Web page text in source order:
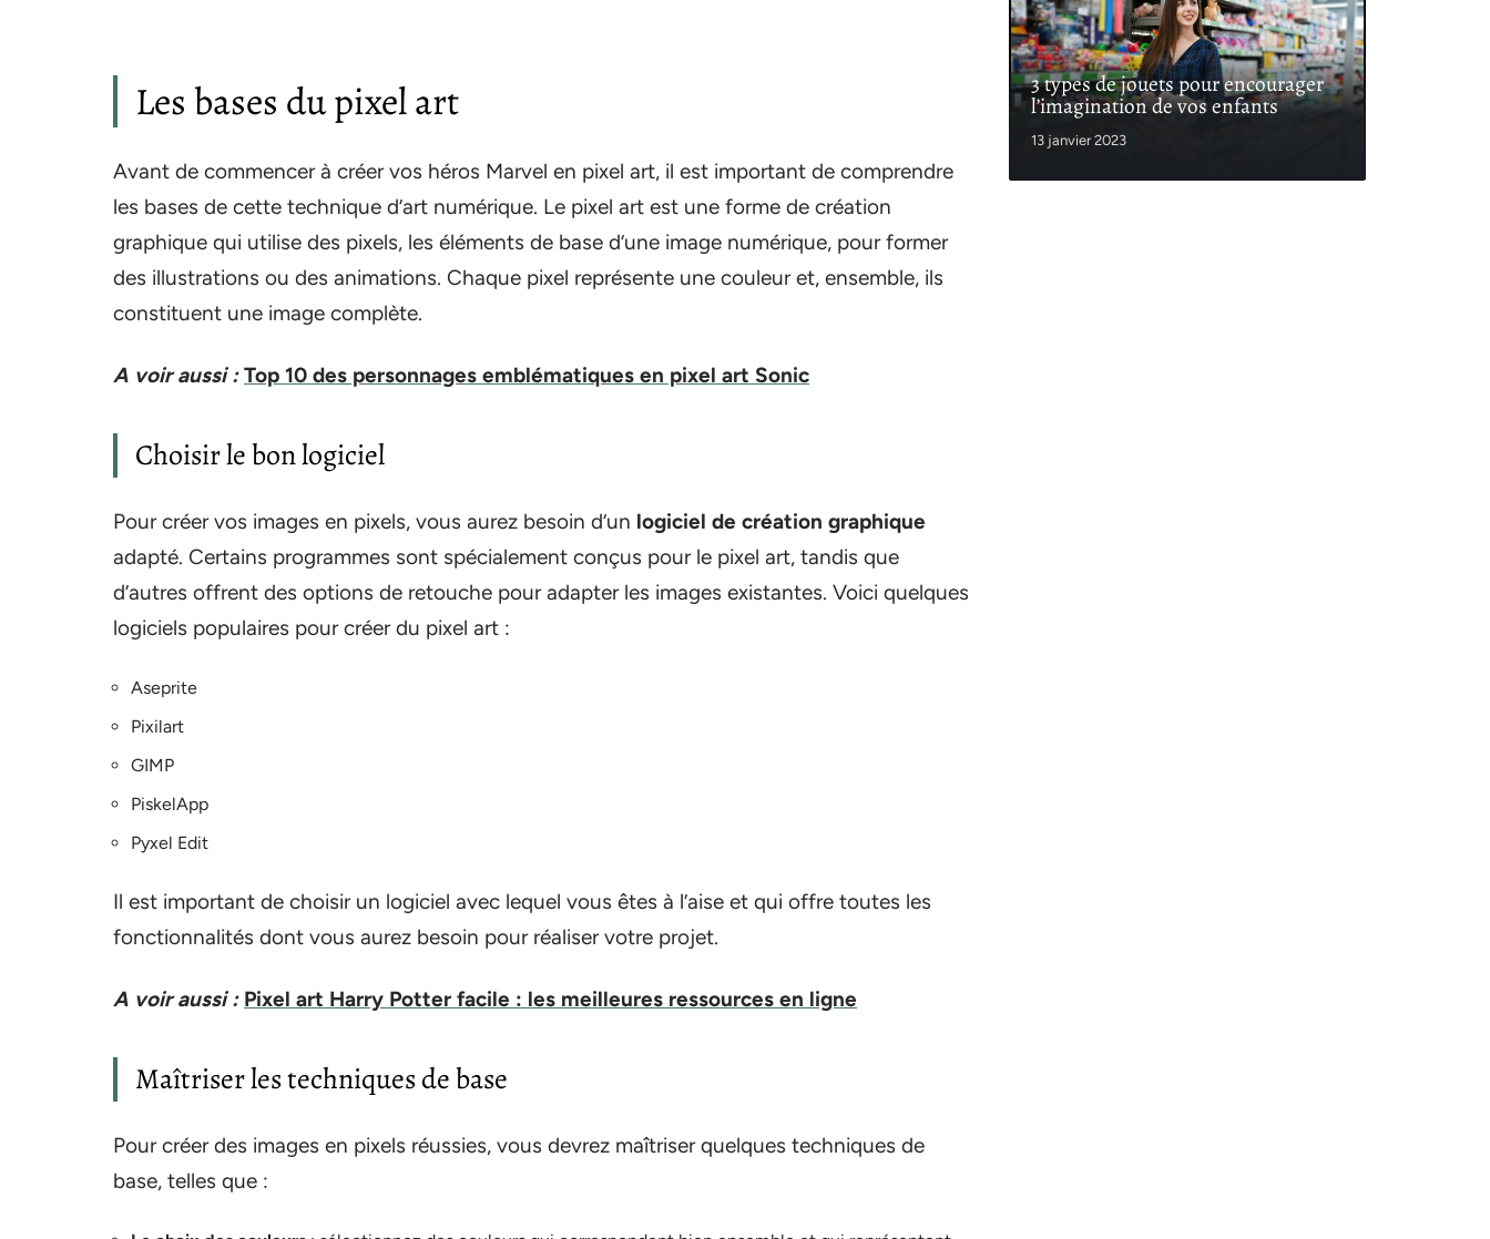
Les bases du pixel art
Avant de commencer à créer vos héros Marvel en pixel art, il est important de comprendre
les bases de cette technique d’art numérique. Le pixel art est une forme de création
graphique qui utilise des pixels, les éléments de base d’une image numérique, pour former
des illustrations ou des animations. Chaque pixel représente une couleur et, ensemble, ils
constituent une image complète.
A voir aussi : Top 10 des personnages emblématiques en pixel art Sonic
Choisir le bon logiciel
Pour créer vos images en pixels, vous aurez besoin d’un logiciel de création graphique
adapté. Certains programmes sont spécialement conçus pour le pixel art, tandis que
d’autres offrent des options de retouche pour adapter les images existantes. Voici quelques
logiciels populaires pour créer du pixel art :
Aseprite
Pixilart
GIMP
PiskelApp
Pyxel Edit
Il est important de choisir un logiciel avec lequel vous êtes à l’aise et qui offre toutes les
fonctionnalités dont vous aurez besoin pour réaliser votre projet.
A voir aussi : Pixel art Harry Potter facile : les meilleures ressources en ligne
Maîtriser les techniques de base
Pour créer des images en pixels réussies, vous devrez maîtriser quelques techniques de
base, telles que :
3 types de jouets pour encourager
l’imagination de vos enfants
13 janvier 2023